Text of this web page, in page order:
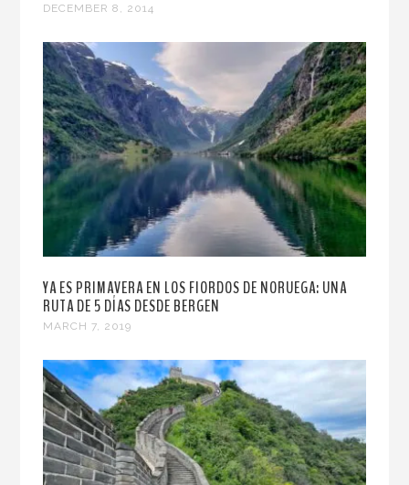
DECEMBER 8, 2014
YA ES PRIMAVERA EN LOS FIORDOS DE NORUEGA: UNA
RUTA DE 5 DÍAS DESDE BERGEN
MARCH 7, 2019